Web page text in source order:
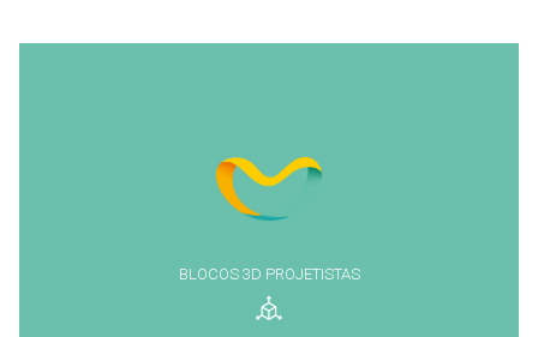
BLOCOS 3D PROJETISTAS